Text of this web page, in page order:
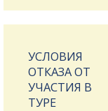
УСЛОВИЯ
ОТКАЗА ОТ
УЧАСТИЯ В
ТУРЕ